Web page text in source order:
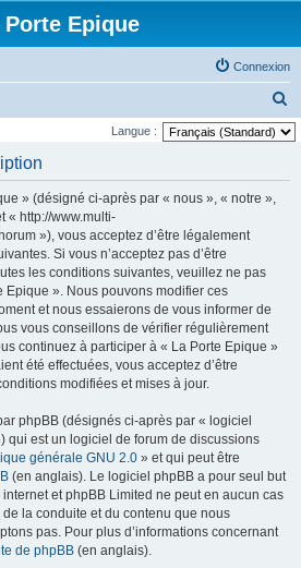
Porte Epique
Connexion
e
Langue :
» (désigné ci-après par « nous », « notre »,
« http://www.multi-
»), vous acceptez d’être légalement
Si vous n’acceptez pas d’être
les conditions suivantes, veuillez ne pas
Epique ». Nous pouvons modifier ces
et nous essaierons de vous informer de
vous conseillons de vérifier régulièrement
continuez à participer à « La Porte Epique »
été effectuées, vous acceptez d’être
modifiées et mises à jour.
phpBB (désignés ci-après par « logiciel
qui est un logiciel de forum de discussions
générale GNU 2.0 » et qui peut être
(en anglais). Le logiciel phpBB a pour seul but
et phpBB Limited ne peut en aucun cas
la conduite et du contenu que nous
pas. Pour plus d’informations concernant
de phpBB (en anglais).